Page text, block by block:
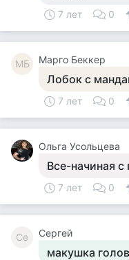
7 лет 0
MБ Mарго Беккер
Лобок с
7 лет 0
Ольга Усольцева
Все-начиная с
7 лет 0
Се Сергей
макушка